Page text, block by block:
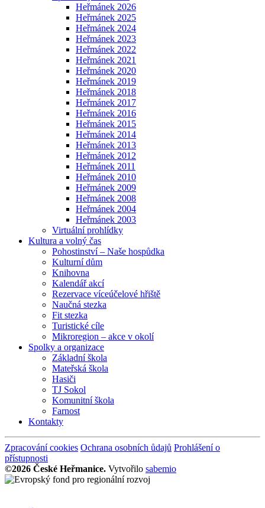
Heřmánek 2026
Heřmánek 2025
Heřmánek 2024
Heřmánek 2023
Heřmánek 2022
Heřmánek 2021
Heřmánek 2020
Heřmánek 2019
Heřmánek 2018
Heřmánek 2017
Heřmánek 2016
Heřmánek 2015
Heřmánek 2014
Heřmánek 2013
Heřmánek 2012
Heřmánek 2011
Heřmánek 2010
Heřmánek 2009
Heřmánek 2008
Heřmánek 2004
Heřmánek 2003
Virtuální prohlídky
Kultura a volný čas
Pohostinství – Naše hospůdka
Kulturní dům
Knihovna
Kalendář akcí
Rezervace víceúčelové hřiště
Naučná stezka
Fit stezka
Turistické cíle
Mikroregion – akce v okolí
Spolky a organizace
Základní škola
Mateřská škola
Hasiči
TJ Sokol
Komunitní škola
Farnost
Kontakty
Zpracování cookies Ochrana osobních ůdajů Prohlášení o
přístupnosti
©2026 České Heřmanice. Vytvořilo sabemio